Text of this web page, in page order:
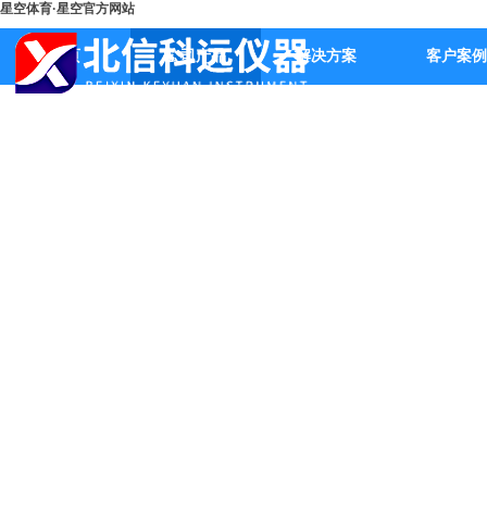
星空体育·星空官方网站
首页 公司产品 解决方案 客户案例